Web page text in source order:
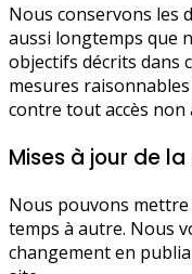
Nous conservons les
aussi longtemps que
objectifs décrits dans
mesures
contre tout accès non
Mises à jour de
Nous pouvons
temps à autre. Nous
changement en